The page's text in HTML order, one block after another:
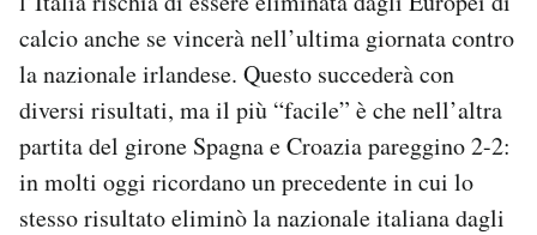
SHOP
AREA PERSONALE
calcio anche se vincerà nell’ultima giornata contro
la nazionale irlandese. Questo succederà con
diversi risultati, ma il più “facile” è che nell’altra
partita del girone Spagna e Croazia pareggino 2-2:
in molti oggi ricordano un precedente in cui lo
stesso risultato eliminò la nazionale italiana dagli